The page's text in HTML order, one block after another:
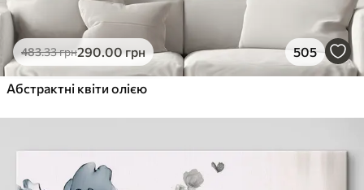
483.33грн290.00грн 505
Абстрактні квіти олією